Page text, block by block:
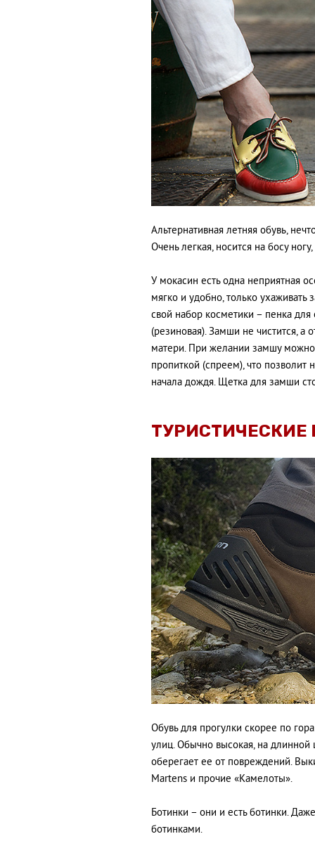
Альтернативная летняя обувь,
Очень легкая, носится на босу
У мокасин есть одна неприятная
мягко и удобно, только
свой набор косметики – пенка
(резиновая). Замши не чистится, а
матери. При желании замшу
пропиткой (спреем), что позволит
начала дождя. Щетка для замши
ТУРИСТИЧЕСКИЕ
Обувь для прогулки скорее по
улиц. Обычно высокая, на длинной
оберегает ее от повреждений.
Martens и прочие «Камелоты».
Ботинки – они и есть ботинки.
ботинками.